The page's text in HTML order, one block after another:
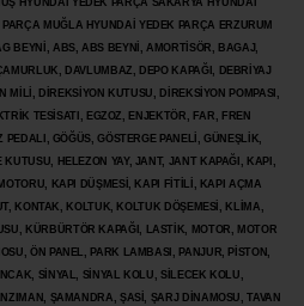
HYUNDAİ YEDEK PARÇA SAKARYA HYUNDAİ
MUĞLA HYUNDAİ YEDEK PARÇA ERZURUM
BEYNİ, ABS, ABS BEYNİ, AMORTİSÖR, BAGAJ,
DAVLUMBAZ, DEPO KAPAĞI, DEBRİYAJ
MİLİ, DİREKSİYON KUTUSU, DİREKSİYON POMPASI,
TESİSATI, EGZOZ, ENJEKTÖR, FAR, FREN
GÖĞÜS, GÖSTERGE PANELİ, GÜNEŞLİK,
HELEZON YAY, JANT, JANT KAPAĞI, KAPI,
KAPI DÜŞMESİ, KAPI FİTİLİ, KAPI AÇMA
KONTAK, KOLTUK, KOLTUK DÖŞEMESİ, KLİMA,
KÜRBÜRTÖR KAPAĞI, LASTİK, MOTOR, MOTOR
ÖN PANEL, PARK LAMBASI, PANJUR, PİSTON,
SİNYAL, SİNYAL KOLU, SİLECEK KOLU,
ŞAMANDRA, ŞASİ, ŞARJ DİNAMOSU, TAVAN